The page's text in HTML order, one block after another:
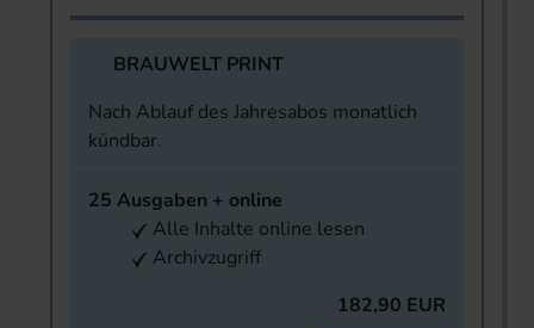
BRAUWELT PRINT
Nach Ablauf des Jahresabos monatlich
kündbar.
25 Ausgaben + online
Alle Inhalte online lesen
Archivzugriff
182,90 EUR